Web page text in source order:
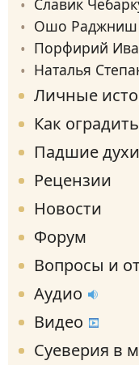
Ошо Раджниш
Порфирий
Наталья
Личные
Как
Падшие духи
Рецензии
Новости
Форум
Вопросы и
Аудио
Видео
Суеверия в